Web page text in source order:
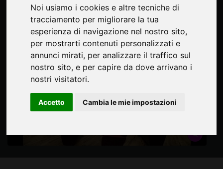
Noi usiamo i cookies e altre tecniche di
tracciamento per migliorare la tua
esperienza di navigazione nel nostro sito,
per mostrarti contenuti personalizzati e
annunci mirati, per analizzare il traffico sul
nostro sito, e per capire da dove arrivano i
nostri visitatori.
Accetto Cambia le mie impostazioni